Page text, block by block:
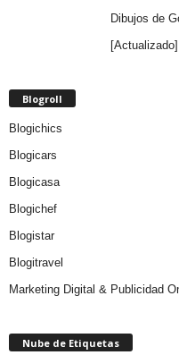
Dibujos de
[Actualizado]
Blogroll
Blogichics
Blogicars
Blogicasa
Blogichef
Blogistar
Blogitravel
Marketing Digital & Publicidad
Nube de Etiquetas